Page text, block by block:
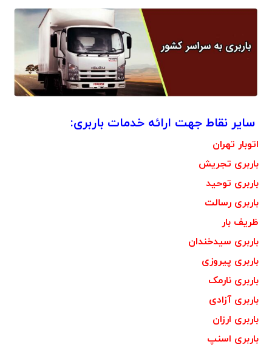
سایر نقاط جهت ارائه خدمات باربری:
اتوبار تهران
باربری تجریش
باربری توحید
باربری رسالت
ظریف بار
باربری سیدخندان
باربری پیروزی
باربری نارمک
باربری آزادی
باربری ارزان
باربری اسنپ